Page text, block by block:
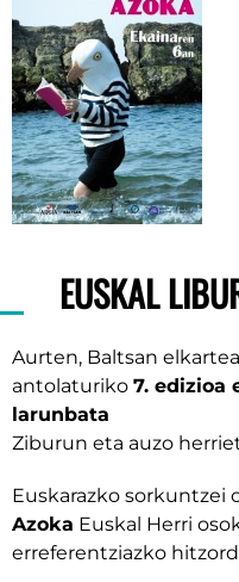
EUSKAL
Aurten, Baltsan
antolaturiko 7. edizioa
larunbata
Ziburun eta auzo
Euskarazko sorkuntzei
Azoka Euskal Herri
erreferentziazko